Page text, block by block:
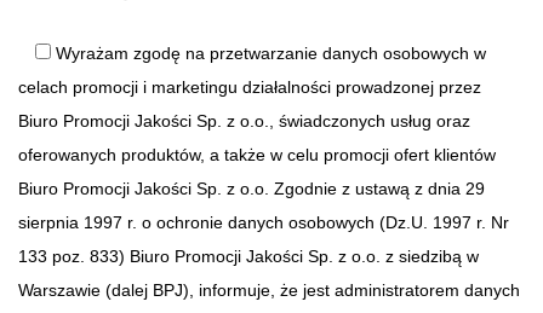
Wyrażam zgodę na przetwarzanie danych osobowych w
celach promocji i marketingu działalności prowadzonej przez
Biuro Promocji Jakości Sp. z o.o., świadczonych usług oraz
oferowanych produktów, a także w celu promocji ofert klientów
Biuro Promocji Jakości Sp. z o.o. Zgodnie z ustawą z dnia 29
sierpnia 1997 r. o ochronie danych osobowych (Dz.U. 1997 r. Nr
133 poz. 833) Biuro Promocji Jakości Sp. z o.o. z siedzibą w
Warszawie (dalej BPJ), informuje, że jest administratorem danych